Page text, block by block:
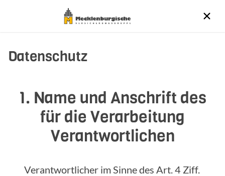
Datenschutz
1. Name und Anschrift des
für die Verarbeitung
Verantwortlichen
Verantwortlicher im Sinne des Art. 4 Ziff.